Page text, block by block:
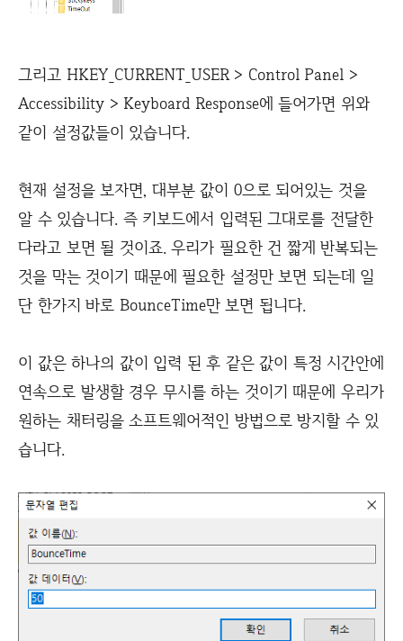
그리고 HKEY_CURRENT_USER > Control Panel >
Accessibility > Keyboard Response에 들어가면 위와
같이 설정값들이 있습니다.
현재 설정을 보자면, 대부분 값이 0으로 되어있는 것을
알 수 있습니다. 즉 키보드에서 입력된 그대로를 전달한
다라고 보면 될 것이죠. 우리가 필요한 건 짧게 반복되는
것을 막는 것이기 때문에 필요한 설정만 보면 되는데 일
단 한가지 바로 BounceTime만 보면 됩니다.
이 값은 하나의 값이 입력 된 후 같은 값이 특정 시간안에
연속으로 발생할 경우 무시를 하는 것이기 때문에 우리가
원하는 채터링을 소프트웨어적인 방법으로 방지할 수 있
습니다.